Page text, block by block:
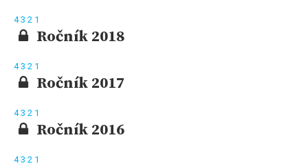
43 2 1
Ročník 2018
43 2 1
Ročník 2017
43 2 1
Ročník 2016
43 2 1